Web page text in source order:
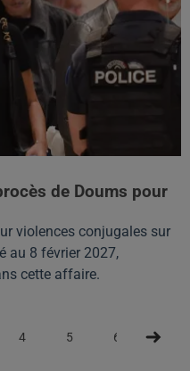
de Doums pour
violences conjugales sur
au 8 février 2027,
cette affaire.
4 5 6